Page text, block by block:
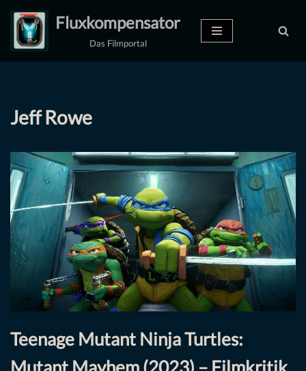
Zum
Inhalt
Fluxkompensator
Das Filmportal
Jeff Rowe
Teenage Mutant Ninja Turtles: